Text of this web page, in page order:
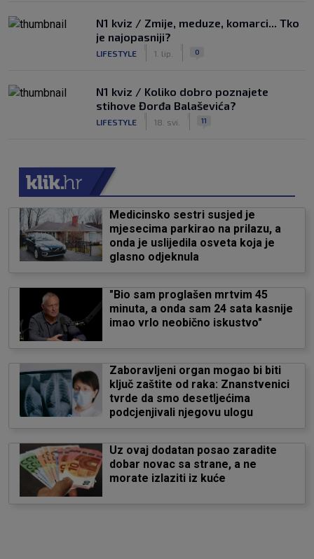
N1 kviz / Zmije, meduze, komarci... Tko
je najopasniji?
LIFESTYLE 1. lip. 0
N1 kviz / Koliko dobro poznajete
stihove Đorđa Balaševića?
LIFESTYLE 18. svi. 11
Medicinsko sestri susjed je
mjesecima parkirao na prilazu, a
onda je uslijedila osveta koja je
glasno odjeknula
"Bio sam proglašen mrtvim 45
minuta, a onda sam 24 sata kasnije
imao vrlo neobično iskustvo"
Zaboravljeni organ mogao bi biti
ključ zaštite od raka: Znanstvenici
tvrde da smo desetljećima
podcjenjivali njegovu ulogu
Uz ovaj dodatan posao zaradite
dobar novac sa strane, a ne
morate izlaziti iz kuće